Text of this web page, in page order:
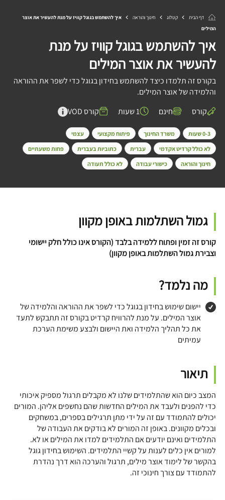
דף הבית קטלוג חינוך והוראה
איך להשתמש בגוגל קוויז על מנת להעשיר את אוצר
המילים
איך להשתמש בגוגל קוויז על מנת
להעשיר את אוצר המילים
בקורס זה תלמדו כיצד להשתמש בחידון בגוגל כדי לשפר את ההוראה
והלמידה של אוצר המילים.
קורס
חינם 1 שעות קורס VOD
0-3 שעות משרד החינוך פיתוח מקצועי
עצמי
לא כולל קרדיט אקדמי
עברית כתוביות בעברית
פחות משעתיים
חינוך והוראה
כישורי עבודה לא כולל תעודה
גמול השתלמות באופן מקוון
קורס זה זמין ופתוח ללמידה בלבד (הקורס אינו כולל חלק יישומי
וצבירת גמול השתלמות באופן מקוון)
מה נלמד?
יישום שימוש בחידון בגוגל כדי לשפר את ההוראה והלמידה של
אוצר המילים. על מנת להרוויח קרדיט בקורס זה תתבקש לתעד
את כל תהליך הלמידה ואת היישום ולבצע משימת הערכת
עמיתים
תיאור
המצב כיום הוא שהתלמידים שלנו לא מקבלים תרגול מספיק איכותי
כדי להפנים ולעבד את המילים החדשות שהם נחשפים אליהן. המורים
יכולים להתמודד עם זה על ידי מתן תרגילים בספרים, במשחקים
ובכלים מקוונים. באופן זה המורים לא בודקים את העבודה של
התלמידים ואינם יודעים אם התלמידים למדו את המילים או לא.
למורים אין כלים לענות על קשיי התלמידים. השימוש בחידון גוגל
בהקשר של לימוד אוצר מילים, תרגול והערכה הוא דרך נהדרת
להתמודד עם צורך חינוכי זה.